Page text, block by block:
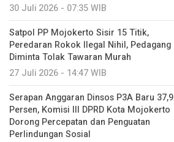
30 Juli 2026 - 07:35 WIB
Satpol PP Mojokerto Sisir 15 Titik,
Peredaran Rokok Ilegal Nihil, Pedagang
Diminta Tolak Tawaran Murah
27 Juli 2026 - 14:47 WIB
Serapan Anggaran Dinsos P3A Baru 37,9
Persen, Komisi III DPRD Kota Mojokerto
Dorong Percepatan dan Penguatan
Perlindungan Sosial